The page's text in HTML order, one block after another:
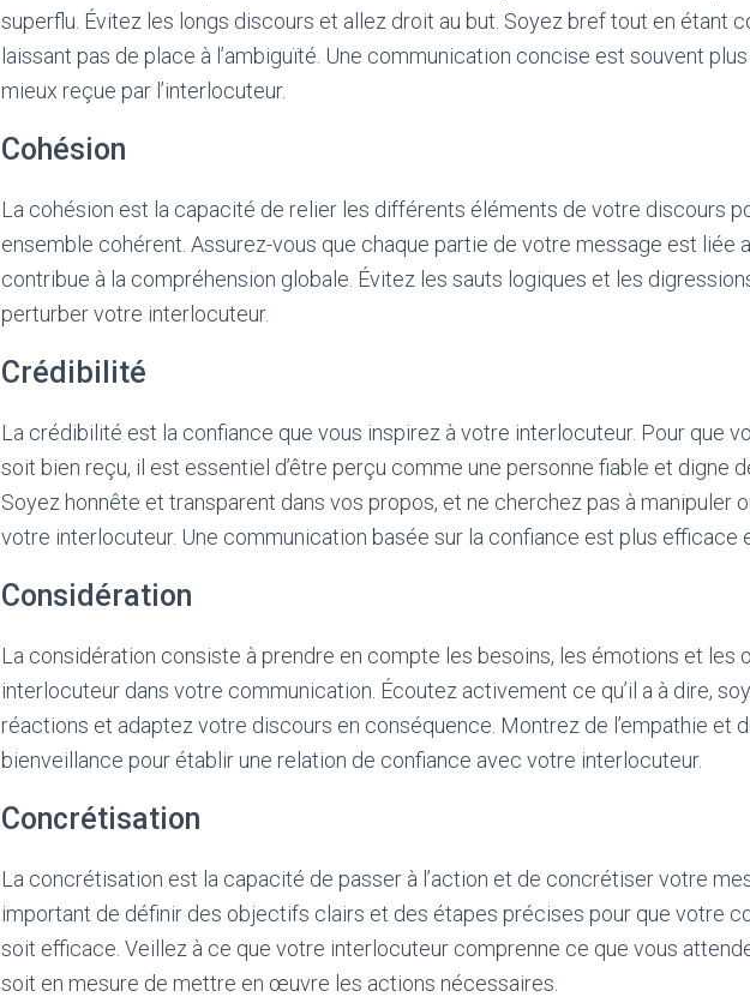
superflu. Évitez les longs discours et allez droit au but. Soyez bref tout en étant
laissant pas de place à l’ambiguïté. Une communication concise est souvent
mieux reçue par l’interlocuteur.
Cohésion
La cohésion est la capacité de relier les différents éléments de votre discours
ensemble cohérent. Assurez-vous que chaque partie de votre message est liée
contribue à la compréhension globale. Évitez les sauts logiques et les
perturber votre interlocuteur.
Crédibilité
La crédibilité est la confiance que vous inspirez à votre interlocuteur. Pour que
soit bien reçu, il est essentiel d’être perçu comme une personne fiable et digne
Soyez honnête et transparent dans vos propos, et ne cherchez pas à manipuler
votre interlocuteur. Une communication basée sur la confiance est plus efficace
Considération
La considération consiste à prendre en compte les besoins, les émotions et les
interlocuteur dans votre communication. Écoutez activement ce qu’il a à dire,
réactions et adaptez votre discours en conséquence. Montrez de l’empathie et
bienveillance pour établir une relation de confiance avec votre interlocuteur.
Concrétisation
La concrétisation est la capacité de passer à l’action et de concrétiser votre
important de définir des objectifs clairs et des étapes précises pour que votre
soit efficace. Veillez à ce que votre interlocuteur comprenne ce que vous
soit en mesure de mettre en œuvre les actions nécessaires.